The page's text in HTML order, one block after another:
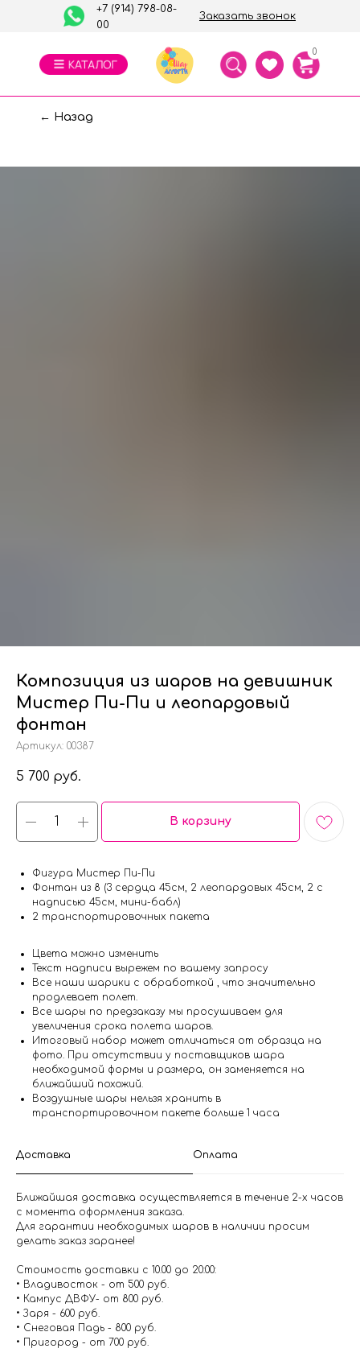
Заказать звонок
+7 (914) 798-08-
00
0
← Назад
Композиция из шаров на девишник
Мистер Пи-Пи и леопардовый
фонтан
Артикул: 00387
5 700 руб.
В корзину
Фигура Мистер Пи-Пи
Фонтан из 8 (3 сердца 45см, 2 леопардовых 45см, 2 с
надписью 45см, мини-бабл)
2 транспортировочных пакета
Цвета можно изменить
Текст надписи вырежем по вашему запросу
Все наши шарики с обработкой , что значительно
продлевает полет.
Все шары по предзаказу мы просушиваем для
увеличения срока полета шаров.
Итоговый набор может отличаться от образца на
фото. При отсутствии у поставщиков шара
необходимой формы и размера, он заменяется на
ближайший похожий.
Воздушные шары нельзя хранить в
транспортировочном пакете больше 1 часа
Доставка Оплата
Ближайшая доставка осуществляется в течение 2-х часов
с момента оформления заказа.
Для гарантии необходимых шаров в наличии просим
делать заказ заранее!
Стоимость доставки с 10.00 до 20:00:
• Владивосток - от 500 руб.
• Кампус ДВФУ- от 800 руб.
• Заря - 600 руб.
• Снеговая Падь - 800 руб.
• Пригород - от 700 руб.